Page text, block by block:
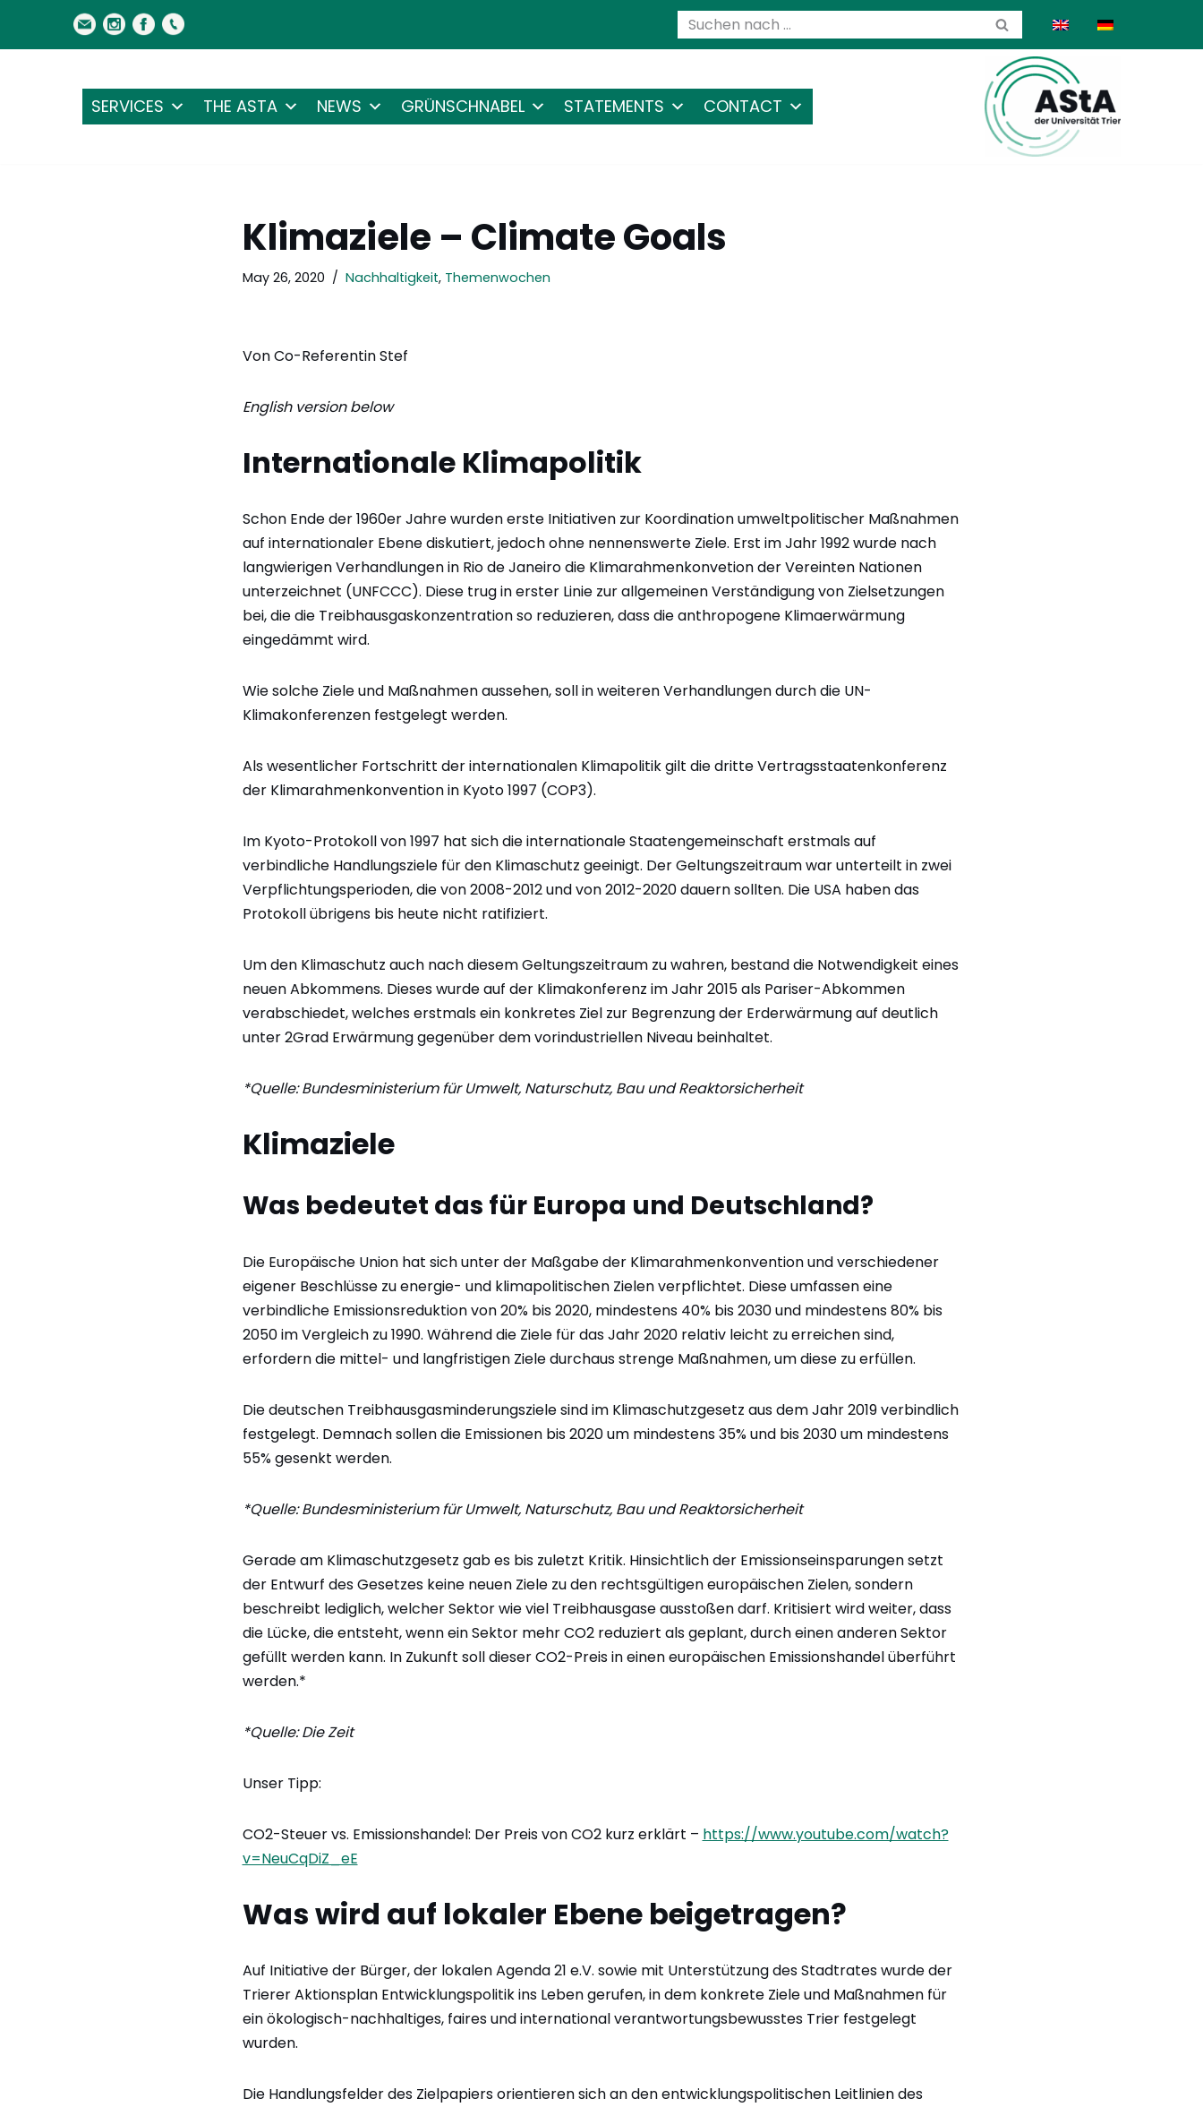
Skip
SERVICES THE ASTA NEWS GRÜNSCHNABEL STATEMENTS CONTACT
Klimaziele – Climate Goals
May 26, 2020 Nachhaltigkeit, Themenwochen
Von Co-Referentin Stef
English version below
Internationale Klimapolitik
Schon Ende der 1960er Jahre wurden erste Initiativen zur Koordination umweltpolitischer Maßnahmen
auf internationaler Ebene diskutiert, jedoch ohne nennenswerte Ziele. Erst im Jahr 1992 wurde nach
langwierigen Verhandlungen in Rio de Janeiro die Klimarahmenkonvetion der Vereinten Nationen
unterzeichnet (UNFCCC). Diese trug in erster Linie zur allgemeinen Verständigung von Zielsetzungen
bei, die die Treibhausgaskonzentration so reduzieren, dass die anthropogene Klimaerwärmung
eingedämmt wird.
Wie solche Ziele und Maßnahmen aussehen, soll in weiteren Verhandlungen durch die UN-
Klimakonferenzen festgelegt werden.
Als wesentlicher Fortschritt der internationalen Klimapolitik gilt die dritte Vertragsstaatenkonferenz
der Klimarahmenkonvention in Kyoto 1997 (COP3).
Im Kyoto-Protokoll von 1997 hat sich die internationale Staatengemeinschaft erstmals auf
verbindliche Handlungsziele für den Klimaschutz geeinigt. Der Geltungszeitraum war unterteilt in zwei
Verpflichtungsperioden, die von 2008-2012 und von 2012-2020 dauern sollten. Die USA haben das
Protokoll übrigens bis heute nicht ratifiziert.
Um den Klimaschutz auch nach diesem Geltungszeitraum zu wahren, bestand die Notwendigkeit eines
neuen Abkommens. Dieses wurde auf der Klimakonferenz im Jahr 2015 als Pariser-Abkommen
verabschiedet, welches erstmals ein konkretes Ziel zur Begrenzung der Erderwärmung auf deutlich
unter 2Grad Erwärmung gegenüber dem vorindustriellen Niveau beinhaltet.
*Quelle: Bundesministerium für Umwelt, Naturschutz, Bau und Reaktorsicherheit
Klimaziele
Was bedeutet das für Europa und Deutschland?
Die Europäische Union hat sich unter der Maßgabe der Klimarahmenkonvention und verschiedener
eigener Beschlüsse zu energie- und klimapolitischen Zielen verpflichtet. Diese umfassen eine
verbindliche Emissionsreduktion von 20% bis 2020, mindestens 40% bis 2030 und mindestens 80% bis
2050 im Vergleich zu 1990. Während die Ziele für das Jahr 2020 relativ leicht zu erreichen sind,
erfordern die mittel- und langfristigen Ziele durchaus strenge Maßnahmen, um diese zu erfüllen.
Die deutschen Treibhausgasminderungsziele sind im Klimaschutzgesetz aus dem Jahr 2019 verbindlich
festgelegt. Demnach sollen die Emissionen bis 2020 um mindestens 35% und bis 2030 um mindestens
55% gesenkt werden.
*Quelle: Bundesministerium für Umwelt, Naturschutz, Bau und Reaktorsicherheit
Gerade am Klimaschutzgesetz gab es bis zuletzt Kritik. Hinsichtlich der Emissionseinsparungen setzt
der Entwurf des Gesetzes keine neuen Ziele zu den rechtsgültigen europäischen Zielen, sondern
beschreibt lediglich, welcher Sektor wie viel Treibhausgase ausstoßen darf. Kritisiert wird weiter, dass
die Lücke, die entsteht, wenn ein Sektor mehr CO2 reduziert als geplant, durch einen anderen Sektor
gefüllt werden kann. In Zukunft soll dieser CO2-Preis in einen europäischen Emissionshandel überführt
werden.*
*Quelle: Die Zeit
Unser Tipp:
CO2-Steuer vs. Emissionshandel: Der Preis von CO2 kurz erklärt – https://www.youtube.com/watch?
v=NeuCqDiZ_eE
Was wird auf lokaler Ebene beigetragen?
Auf Initiative der Bürger, der lokalen Agenda 21 e.V. sowie mit Unterstützung des Stadtrates wurde der
Trierer Aktionsplan Entwicklungspolitik ins Leben gerufen, in dem konkrete Ziele und Maßnahmen für
ein ökologisch-nachhaltiges, faires und international verantwortungsbewusstes Trier festgelegt
wurden.
Die Handlungsfelder des Zielpapiers orientieren sich an den entwicklungspolitischen Leitlinien des